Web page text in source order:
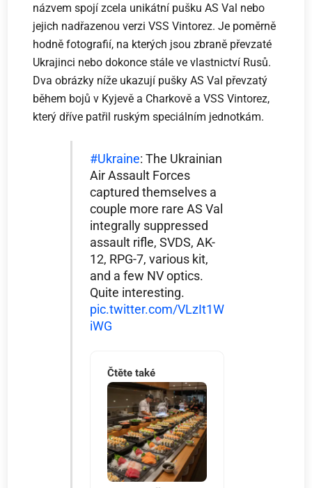
názvem spojí zcela unikátní pušku AS Val nebo
jejich nadřazenou verzi VSS Vintorez. Je poměrně
hodně fotografií, na kterých jsou zbraně převzaté
Ukrajinci nebo dokonce stále ve vlastnictví Rusů.
Dva obrázky níže ukazují pušky AS Val převzatý
během bojů v Kyjevě a Charkově a VSS Vintorez,
který dříve patřil ruským speciálním jednotkám.
#Ukraine: The Ukrainian
Air Assault Forces
captured themselves a
couple more rare AS Val
integrally suppressed
assault rifle, SVDS, AK-
12, RPG-7, various kit,
and a few NV optics.
Quite interesting.
pic.twitter.com/VLzIt1W
iWG
Čtěte také